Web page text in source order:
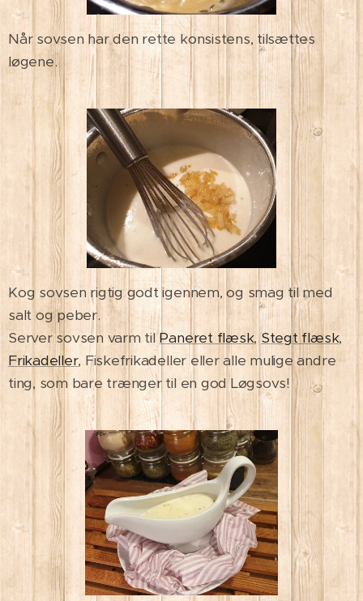
Når sovsen har den rette konsistens, tilsættes
løgene.
Kog sovsen rigtig godt igennem, og smag til med
salt og peber.
Server sovsen varm tilPaneret flæsk,Stegt flæsk,
Frikadeller, Fiskefrikadeller eller alle mulige andre
ting, som bare trænger til en god Løgsovs!